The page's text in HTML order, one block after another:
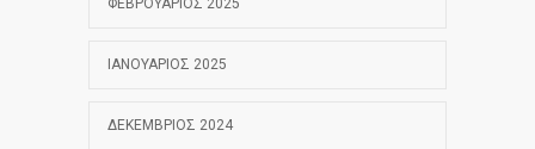
ΦΕΒΡΟΥΆΡΙΟΣ 2025
ΙΑΝΟΥΆΡΙΟΣ 2025
ΔΕΚΈΜΒΡΙΟΣ 2024